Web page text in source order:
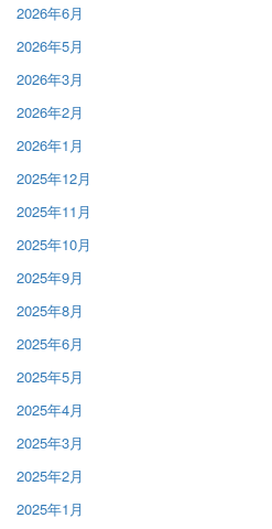
2026年6月
2026年5月
2026年3月
2026年2月
2026年1月
2025年12月
2025年11月
2025年10月
2025年9月
2025年8月
2025年6月
2025年5月
2025年4月
2025年3月
2025年2月
2025年1月